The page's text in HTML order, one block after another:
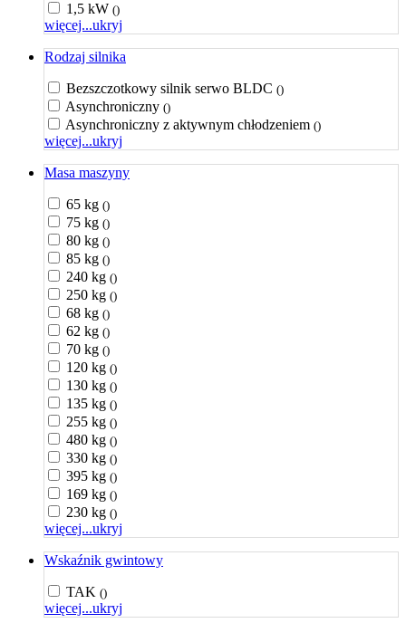
1,5 kW ()
więcej...ukryj
Rodzaj silnika
Bezszczotkowy silnik serwo BLDC ()
Asynchroniczny ()
Asynchroniczny z aktywnym chłodzeniem ()
więcej...ukryj
Masa maszyny
65 kg ()
75 kg ()
80 kg ()
85 kg ()
240 kg ()
250 kg ()
68 kg ()
62 kg ()
70 kg ()
120 kg ()
130 kg ()
135 kg ()
255 kg ()
480 kg ()
330 kg ()
395 kg ()
169 kg ()
230 kg ()
więcej...ukryj
Wskaźnik gwintowy
TAK ()
więcej...ukryj